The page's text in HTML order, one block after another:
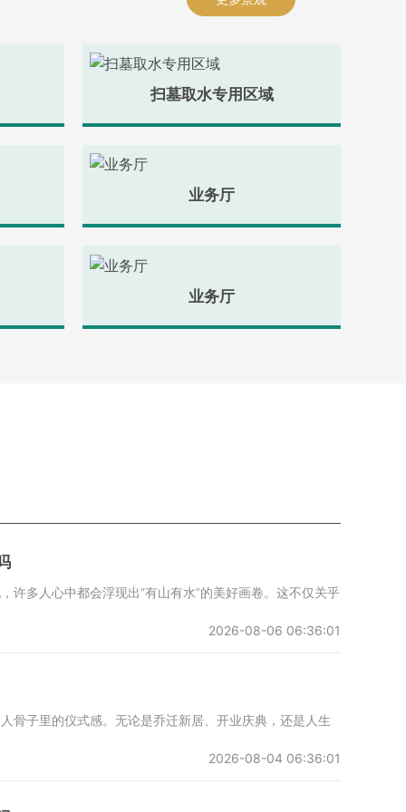
扫墓取水专用区域
业务厅
业务厅
许多人心中都会浮现出“有山有水”的美好画卷。这不仅关乎
2026-08-06 06:36:01
骨子里的仪式感。无论是乔迁新居、开业庆典，还是人生
2026-08-04 06:36:01